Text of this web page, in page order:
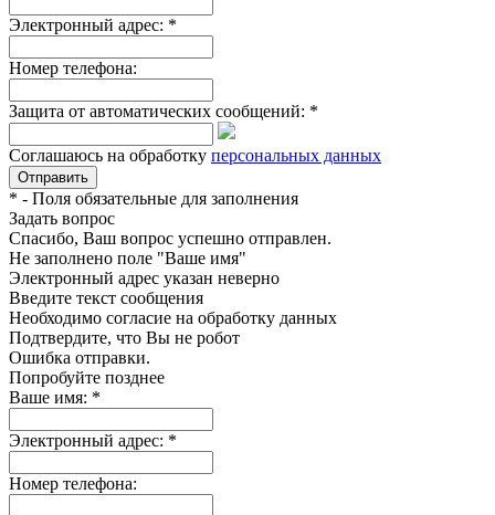
Электронный адрес: *
Номер телефона:
Защита от автоматических сообщений: *
Соглашаюсь на обработку персональных данных
* - Поля обязательные для заполнения
Задать вопрос
Спасибо, Ваш вопрос успешно отправлен.
Не заполнено поле "Ваше имя"
Электронный адрес указан неверно
Введите текст сообщения
Необходимо согласие на обработку данных
Подтвердите, что Вы не робот
Ошибка отправки.
Попробуйте позднее
Ваше имя: *
Электронный адрес: *
Номер телефона: